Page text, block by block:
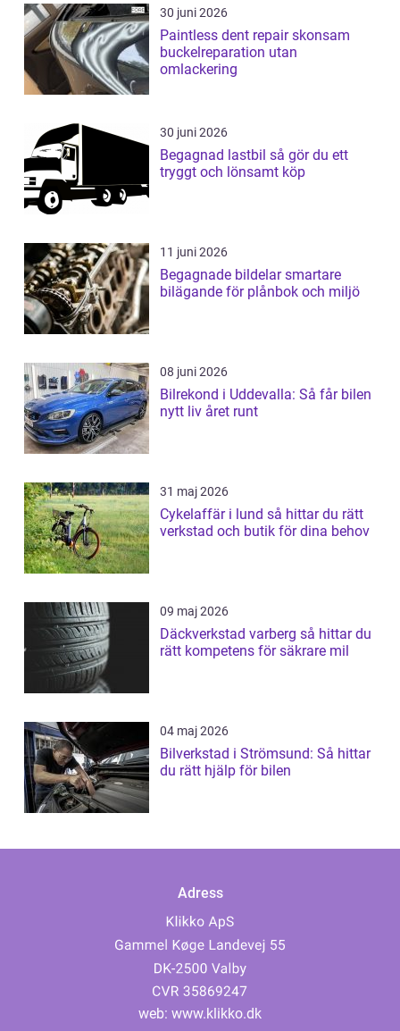
30 juni 2026
Paintless dent repair skonsam
buckelreparation utan
omlackering
30 juni 2026
Begagnad lastbil så gör du ett
tryggt och lönsamt köp
11 juni 2026
Begagnade bildelar smartare
bilägande för plånbok och miljö
08 juni 2026
Bilrekond i Uddevalla: Så får bilen
nytt liv året runt
31 maj 2026
Cykelaffär i lund så hittar du rätt
verkstad och butik för dina behov
09 maj 2026
Däckverkstad varberg så hittar du
rätt kompetens för säkrare mil
04 maj 2026
Bilverkstad i Strömsund: Så hittar
du rätt hjälp för bilen
Adress
web: www.klikko.dk